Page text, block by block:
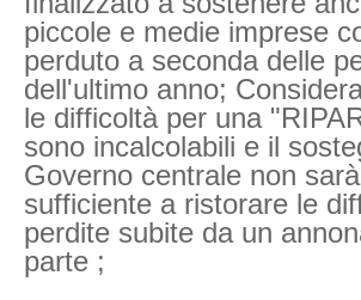
piccole e medie imprese
perduto a seconda delle
dell'ultimo anno;
le difficoltà per una
sono incalcolabili e il
Governo centrale non
sufficiente a ristorare le
perdite subite da un
parte ;